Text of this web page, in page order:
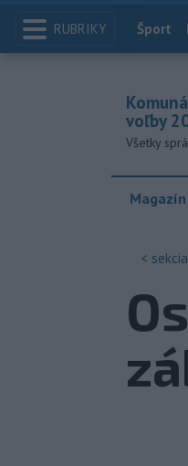
RUBRIKY Index
Šport
voľby
Všetky
Magazín
< sekcia